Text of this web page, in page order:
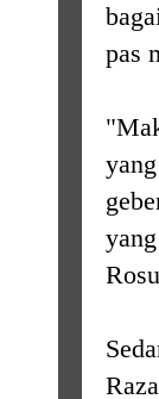
pas